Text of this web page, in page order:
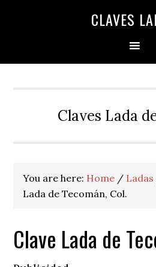
CLAVES
Claves Lada
You are here: Home / Ladas
Lada de Tecomán, Col.
Clave Lada de